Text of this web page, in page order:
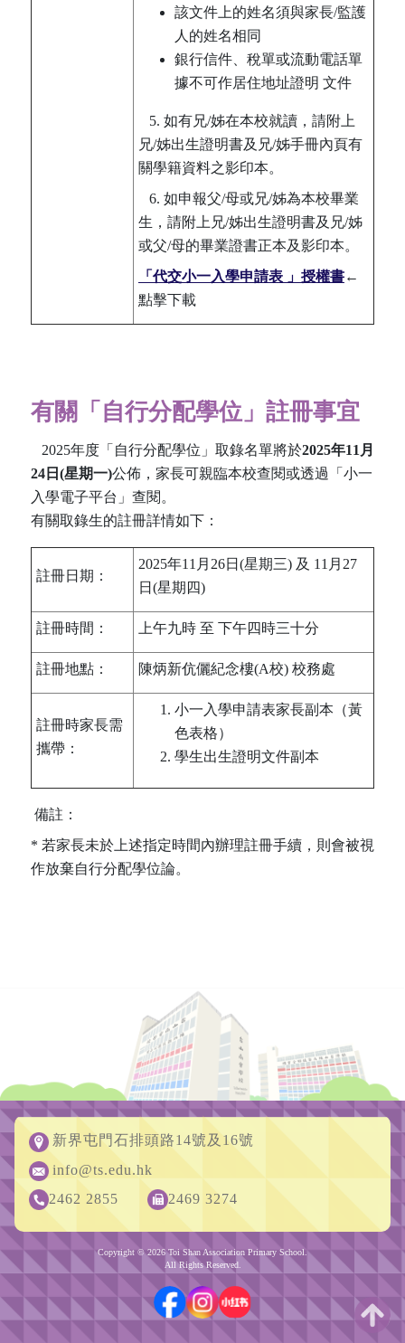
該文件上的姓名須與家長/監護
人的姓名相同
銀行信件、稅單或流動電話單
據不可作居住地址證明 文件
5. 如有兄/姊在本校就讀，請附上
兄/姊出生證明書及兄/姊手冊內頁有
關學籍資料之影印本。
6. 如申報父/母或兄/姊為本校畢業
生，請附上兄/姊出生證明書及兄/姊
或父/母的畢業證書正本及影印本。
「代交小一入學申請表 」授權書←
點擊下載
有關「自行分配學位」註冊事宜
2025年度「自行分配學位」取錄名單將於2025年11月
24日(星期一)公佈，家長可親臨本校查閱或透過「小一
入學電子平台」查閱。
有關取錄生的註冊詳情如下：
註冊日期：
2025年11月26日(星期三) 及 11月27
日(星期四)
註冊時間： 上午九時 至 下午四時三十分
註冊地點： 陳炳新伉儷紀念樓(A校) 校務處
註冊時家長需
攜帶：
小一入學申請表家長副本（黃
色表格）
學生出生證明文件副本
備註：
* 若家長未於上述指定時間內辦理註冊手續，則會被視
作放棄自行分配學位論。
新界屯門石排頭路14號及16號
info@ts.edu.hk
2462 2855
2469 3274
Copyright © 2026 Toi Shan Association Primary School.
All Rights Reserved.